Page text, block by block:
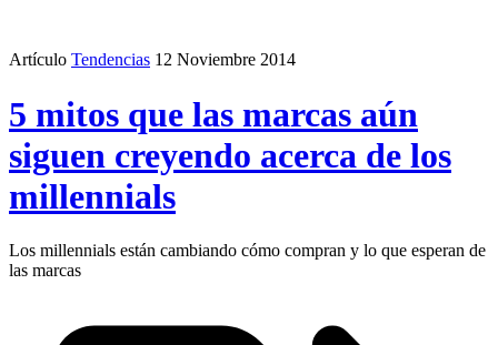
Artículo Tendencias 12 Noviembre 2014
5 mitos que las marcas aún
siguen creyendo acerca de los
millennials
Los millennials están cambiando cómo compran y lo que esperan de
las marcas